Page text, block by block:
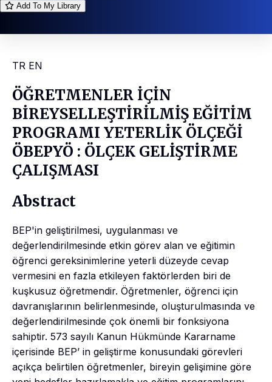
Add To My Library
TR EN
ÖĞRETMENLER İÇİN
BİREYSELLEŞTİRİLMİŞ EĞİTİM
PROGRAMI YETERLİK ÖLÇEĞİ
ÖBEPYÖ : ÖLÇEK GELİŞTİRME
ÇALIŞMASI
Abstract
BEP'in geliştirilmesi, uygulanması ve
değerlendirilmesinde etkin görev alan ve eğitimin
öğrenci gereksinimlerine yeterli düzeyde cevap
vermesini en fazla etkileyen faktörlerden biri de
kuşkusuz öğretmendir. Öğretmenler, öğrenci için
davranışlarının belirlenmesinde, oluşturulmasında ve
değerlendirilmesinde çok önemli bir fonksiyona
sahiptir. 573 sayılı Kanun Hükmünde Kararname
içerisinde BEP’ in geliştirme konusundaki görevleri
açıkça belirtilen öğretmenler, bireyin gelişimine göre